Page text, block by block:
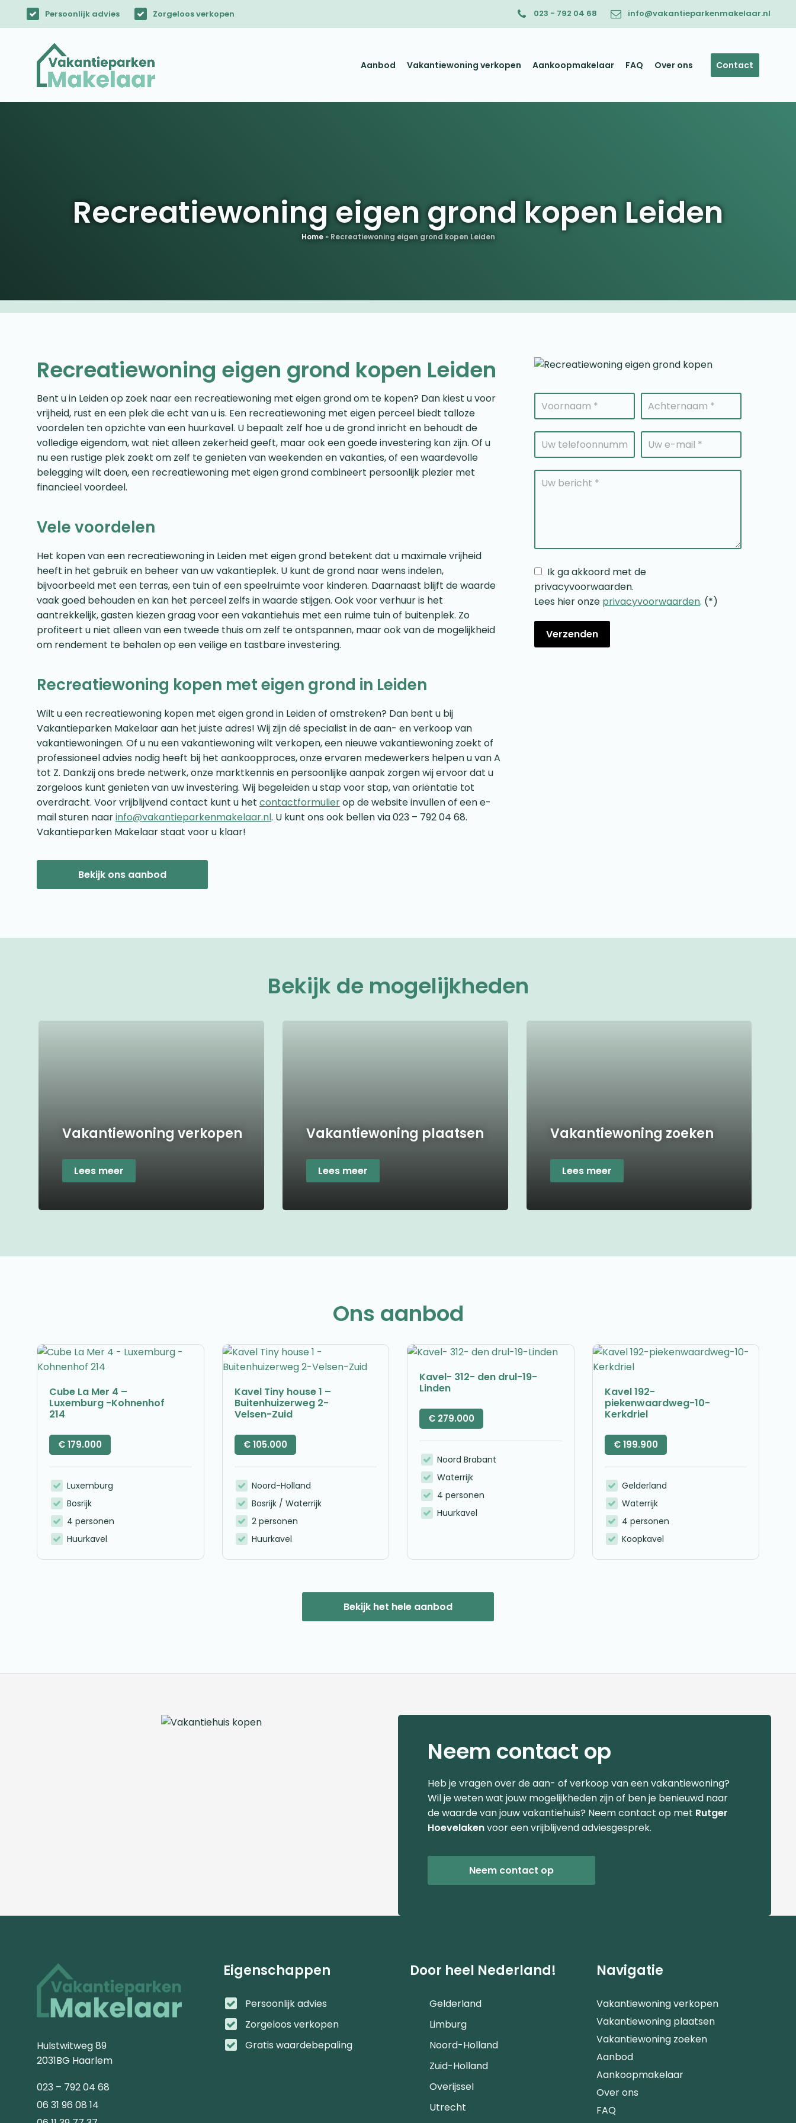
Persoonlijk advies Zorgeloos verkopen 023 - 792 04 68 info@vakantieparkenmakelaar.nl
Aanbod Vakantiewoning verkopen Aankoopmakelaar FAQ Over ons Contact
Recreatiewoning eigen grond kopen Leiden
Home» Recreatiewoning eigen grond kopen Leiden
Recreatiewoning eigen grond kopen Leiden
Bent u in Leiden op zoek naar een recreatiewoning met eigen grond om te kopen? Dan kiest u voor
vrijheid, rust en een plek die echt van u is. Een recreatiewoning met eigen perceel biedt talloze
voordelen ten opzichte van een huurkavel. U bepaalt zelf hoe u de grond inricht en behoudt de
volledige eigendom, wat niet alleen zekerheid geeft, maar ook een goede investering kan zijn. Of u
nu een rustige plek zoekt om zelf te genieten van weekenden en vakanties, of een waardevolle
belegging wilt doen, een recreatiewoning met eigen grond combineert persoonlijk plezier met
financieel voordeel.
Vele voordelen
Het kopen van een recreatiewoning in Leiden met eigen grond betekent dat u maximale vrijheid
heeft in het gebruik en beheer van uw vakantieplek. U kunt de grond naar wens indelen,
bijvoorbeeld met een terras, een tuin of een speelruimte voor kinderen. Daarnaast blijft de waarde
vaak goed behouden en kan het perceel zelfs in waarde stijgen. Ook voor verhuur is het
aantrekkelijk, gasten kiezen graag voor een vakantiehuis met een ruime tuin of buitenplek. Zo
profiteert u niet alleen van een tweede thuis om zelf te ontspannen, maar ook van de mogelijkheid
om rendement te behalen op een veilige en tastbare investering.
Recreatiewoning kopen met eigen grond in Leiden
Wilt u een recreatiewoning kopen met eigen grond in Leiden of omstreken? Dan bent u bij
Vakantieparken Makelaar aan het juiste adres! Wij zijn dé specialist in de aan- en verkoop van
vakantiewoningen. Of u nu een vakantiewoning wilt verkopen, een nieuwe vakantiewoning zoekt of
professioneel advies nodig heeft bij het aankoopproces, onze ervaren medewerkers helpen u van A
tot Z. Dankzij ons brede netwerk, onze marktkennis en persoonlijke aanpak zorgen wij ervoor dat u
zorgeloos kunt genieten van uw investering. Wij begeleiden u stap voor stap, van oriëntatie tot
overdracht. Voor vrijblijvend contact kunt u het contactformulierop de website invullen of een e-
mail sturen naarinfo@vakantieparkenmakelaar.nl. U kunt ons ook bellen via 023 – 792 04 68.
Vakantieparken Makelaar staat voor u klaar!
Bekijk ons aanbod
Ik ga akkoord met de
privacyvoorwaarden.
Lees hier onze privacyvoorwaarden. (*)
Bekijk de mogelijkheden
Vakantiewoning verkopen
Lees meer
Vakantiewoning plaatsen
Lees meer
Vakantiewoning zoeken
Lees meer
Ons aanbod
Cube La Mer 4 –
Luxemburg -Kohnenhof
214
€179.000
Luxemburg
Bosrijk
4 personen
Huurkavel
Kavel Tiny house 1 –
Buitenhuizerweg 2-
Velsen-Zuid
€105.000
Noord-Holland
Bosrijk / Waterrijk
2 personen
Huurkavel
Kavel- 312- den drul-19-
Linden
€ 279.000
Noord Brabant
Waterrijk
4 personen
Huurkavel
Kavel 192-
piekenwaardweg-10-
Kerkdriel
€199.900
Gelderland
Waterrijk
4 personen
Koopkavel
Bekijk het hele aanbod
Neem contact op
Heb je vragen over de aan- of verkoop van een vakantiewoning?
Wil je weten wat jouw mogelijkheden zijn of ben je benieuwd naar
de waarde van jouw vakantiehuis? Neem contact op met Rutger
Hoevelakenvoor een vrijblijvend adviesgesprek.
Neem contact op
Hulstwitweg 89
2031BG Haarlem
023 – 792 04 68
06 31 96 08 14
Eigenschappen
Persoonlijk advies
Zorgeloos verkopen
Gratis waardebepaling
Door heel Nederland!
Gelderland
Limburg
Noord-Holland
Zuid-Holland
Overijssel
Utrecht
Navigatie
Vakantiewoning verkopen
Vakantiewoning plaatsen
Vakantiewoning zoeken
Aanbod
Aankoopmakelaar
Over ons
FAQ